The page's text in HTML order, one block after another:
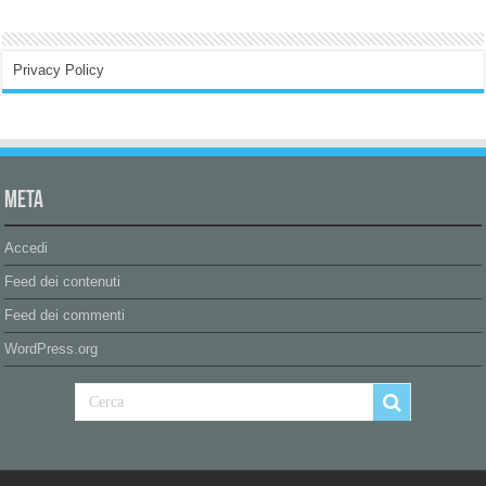
Privacy Policy
Meta
Accedi
Feed dei contenuti
Feed dei commenti
WordPress.org